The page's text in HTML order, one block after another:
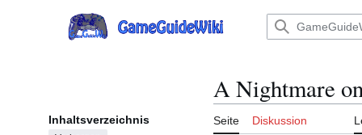
Hauptmenü
Inhaltsverzeichnis
A Nightmare
Seite Diskussion